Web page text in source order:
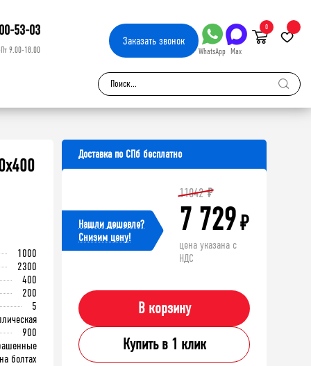
53-03
9.00-18.00
Заказатьзвонок
WhatsApp Max
0
1000
2300
400
200
5
900
на болтах
Доставка по СПб бесплатно
Нашли дешевле?
Cнизим цену!
11042 ₽
7 729₽
цена указана с
НДС
В корзину
Купить в 1 клик